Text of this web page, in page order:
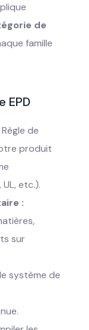
de
famille
EPD
de
produit
UL, etc.).
:
sur
système de